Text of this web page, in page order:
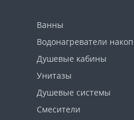
Ванны
Водонагреватели
Душевые кабины
Унитазы
Душевые системы
Смесители